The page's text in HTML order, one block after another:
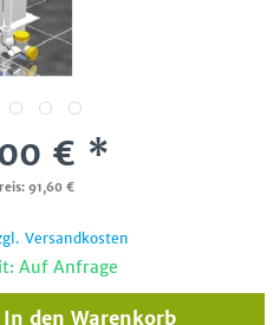
€ *
91,60 €
Versandkosten
Auf Anfrage
In den Warenkorb